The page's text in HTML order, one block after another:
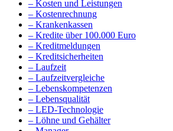
– Kosten und Leistungen
– Kostenrechnung
– Krankenkassen
– Kredite über 100.000 Euro
– Kreditmeldungen
– Kreditsicherheiten
– Laufzeit
– Laufzeitvergleiche
– Lebenskompetenzen
– Lebensqualität
– LED-Technologie
– Löhne und Gehälter